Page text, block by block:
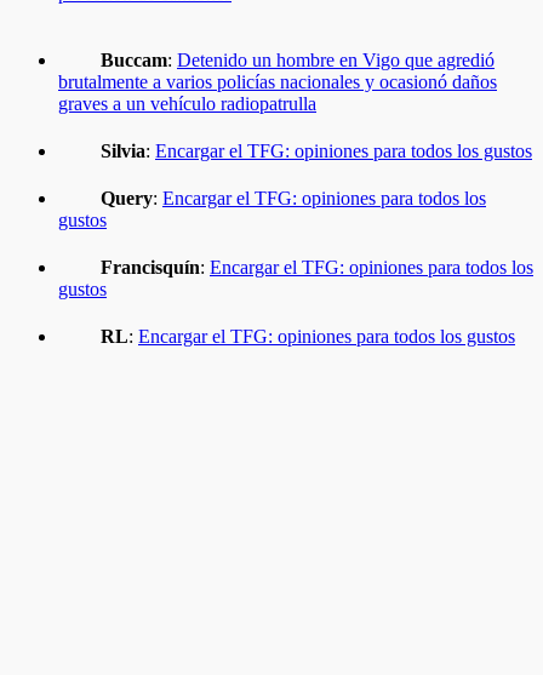
Buccam: Detenido un hombre en Vigo que agredió
brutalmente a varios policías nacionales y ocasionó daños
graves a un vehículo radiopatrulla
Silvia: Encargar el TFG: opiniones para todos los gustos
Query: Encargar el TFG: opiniones para todos los
gustos
Francisquín: Encargar el TFG: opiniones para todos los
gustos
RL: Encargar el TFG: opiniones para todos los gustos